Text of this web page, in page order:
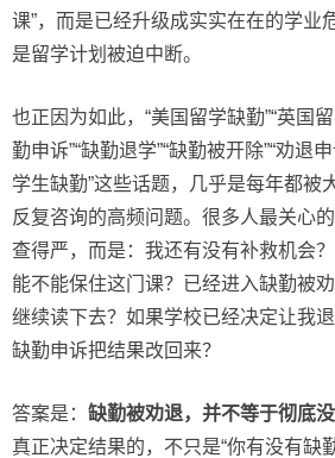
课”，而是已经升级成实实在在的学业
是留学计划被迫中断。
也正因为如此，“美国留学缺勤”“英国留
勤申诉”“缺勤退学”“缺勤被开除”“劝退
学生缺勤”这些话题，几乎是每年都被
反复咨询的高频问题。很多人最关心
查得严，而是：我还有没有补救机会
能不能保住这门课？已经进入缺勤被
继续读下去？如果学校已经决定让我
缺勤申诉把结果改回来？
答案是： 缺勤被劝退，并不等于彻底没
真正决定结果的，不只是“你有没有缺